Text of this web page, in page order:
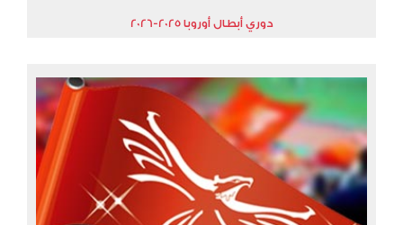
دوري أبطال أوروبا 2025-2026